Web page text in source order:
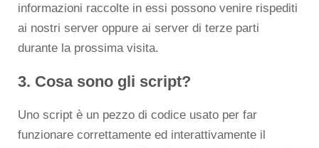
informazioni raccolte in essi possono venire rispediti
ai nostri server oppure ai server di terze parti
durante la prossima visita.
3. Cosa sono gli script?
Uno script è un pezzo di codice usato per far
funzionare correttamente ed interattivamente il